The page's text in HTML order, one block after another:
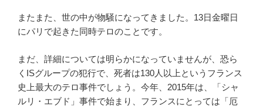
またまた、世の中が物騒になってきました。13日金曜日
にパリで起きた同時テロのことです。
まだ、詳細については明らかになっていませんが、恐ら
くISグループの犯行で、死者は130人以上というフランス
史上最大のテロ事件でしょう。今年、2015年は、「シャ
ルリ・エブド」事件で始まり、フランスにとっては「厄